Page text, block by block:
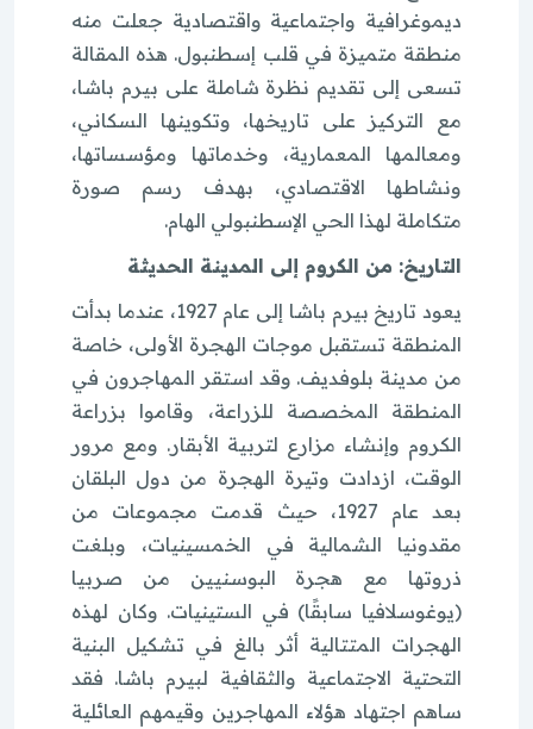
ديموغرافية واجتماعية واقتصادية جعلت منه
منطقة متميزة في قلب إسطنبول. هذه المقالة
تسعى إلى تقديم نظرة شاملة على بيرم باشا،
مع التركيز على تاريخها، وتكوينها السكاني،
ومعالمها المعمارية، وخدماتها ومؤسساتها،
ونشاطها الاقتصادي، بهدف رسم صورة
متكاملة لهذا الحي الإسطنبولي الهام.
التاريخ: من الكروم إلى المدينة الحديثة
يعود تاريخ بيرم باشا إلى عام 1927، عندما بدأت
المنطقة تستقبل موجات الهجرة الأولى، خاصة
من مدينة بلوفديف. وقد استقر المهاجرون في
المنطقة المخصصة للزراعة، وقاموا بزراعة
الكروم وإنشاء مزارع لتربية الأبقار. ومع مرور
الوقت، ازدادت وتيرة الهجرة من دول البلقان
بعد عام 1927، حيث قدمت مجموعات من
مقدونيا الشمالية في الخمسينيات، وبلغت
ذروتها مع هجرة البوسنيين من صربيا
(يوغوسلافيا سابقًا) في الستينيات. وكان لهذه
الهجرات المتتالية أثر بالغ في تشكيل البنية
التحتية الاجتماعية والثقافية لبيرم باشا. فقد
ساهم اجتهاد هؤلاء المهاجرين وقيمهم العائلية